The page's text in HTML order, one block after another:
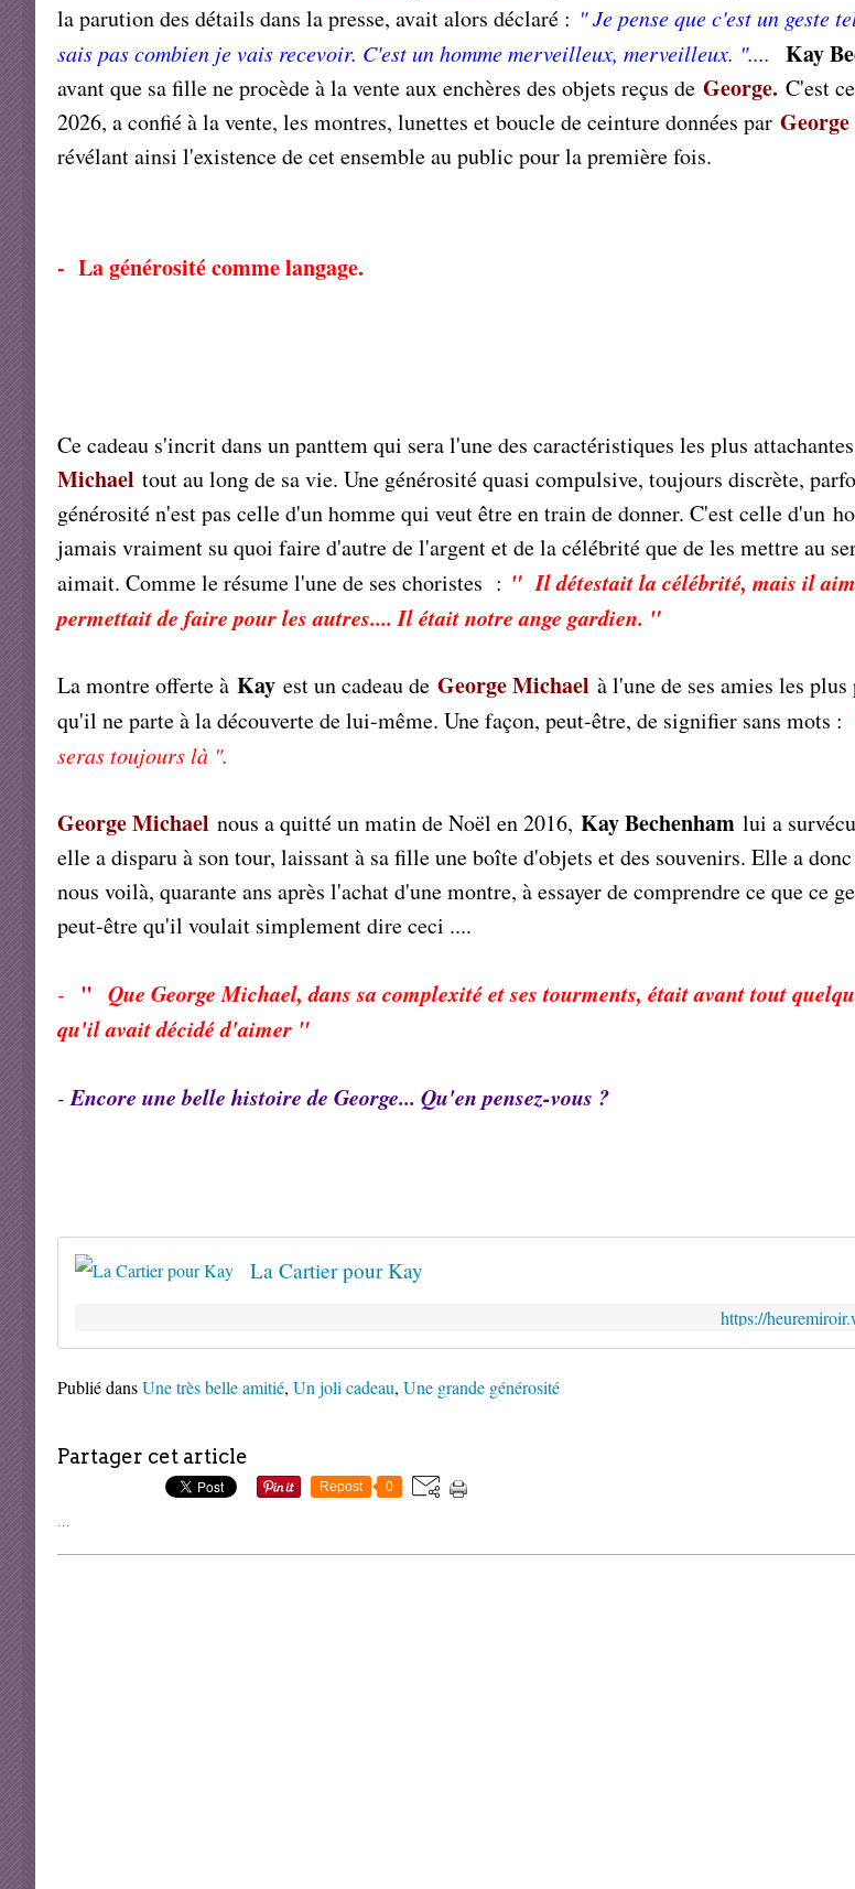
la parution des détails dans la presse, avait alors déclaré : " Je pense que c'est un geste
sais pas combien je vais recevoir. C'est un homme merveilleux, merveilleux. "....
Kay
avant que sa fille ne procède à la vente aux enchères des objets reçus de George. C'est
2026, a confié à la vente, les montres, lunettes et boucle de ceinture données par
révélant ainsi l'existence de cet ensemble au public pour la première fois.
- La générosité comme langage.
Ce cadeau s'incrit dans un panttem qui sera l'une des caractéristiques les plus
Michael tout au long de sa vie. Une générosité quasi compulsive, toujours discrète,
générosité n'est pas celle d'un homme qui veut être en train de donner. C'est celle d'un
jamais vraiment su quoi faire d'autre de l'argent et de la célébrité que de les mettre au
aimait. Comme le résume l'une de ses choristes : " Il détestait la célébrité, mais il
permettait de faire pour les autres.... Il était notre ange gardien. "
La montre offerte à Kay est un cadeau de George Michael à l'une de ses amies les
qu'il ne parte à la découverte de lui-même. Une façon, peut-être, de signifier sans mots :
seras toujours là ".
George Michael nous a quitté un matin de Noël en 2016, Kay Bechenham lui a
elle a disparu à son tour, laissant à sa fille une boîte d'objets et des souvenirs. Elle a
nous voilà, quarante ans après l'achat d'une montre, à essayer de comprendre ce que ce
peut-être qu'il voulait simplement dire ceci ....
- " Que George Michael, dans sa complexité et ses tourments, était avant tout
qu'il avait décidé d'aimer "
- Encore une belle histoire de George... Qu'en pensez-vous ?
La Cartier pour Kay
https://
Publié dansUne très belle amitié, Un joli cadeau, Une grande générosité
Partager cet article
Repost 0
…